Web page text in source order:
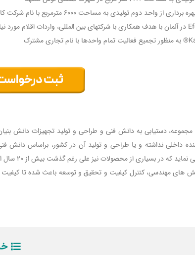
دستیابی به دانش فنی و طراحی و تولید تجهیزات دانش
های مهندسی، کنترل کیفیت و تحقیق و توسعه باعث شده تا